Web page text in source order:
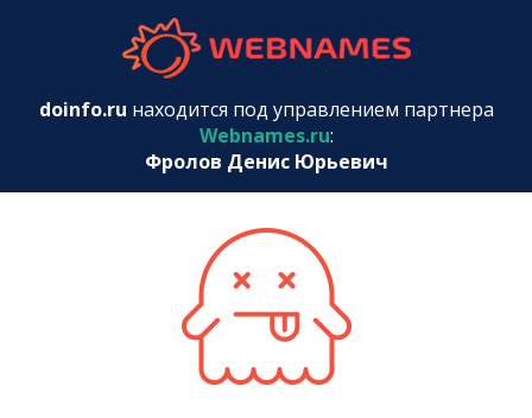
doinfo.ru находится под управлением партнера
Webnames.ru:
Фролов Денис Юрьевич